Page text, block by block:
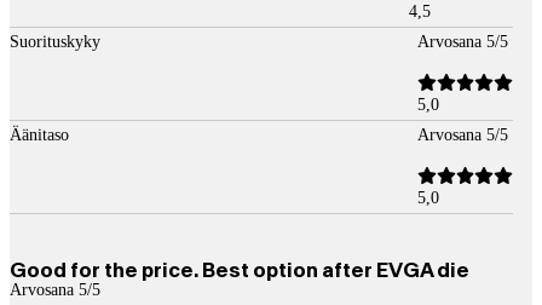
4,5
Suorituskyky
Arvosana 5/5
5,0
Äänitaso
Arvosana 5/5
5,0
Good for the price. Best option after EVGA die
Arvosana 5/5